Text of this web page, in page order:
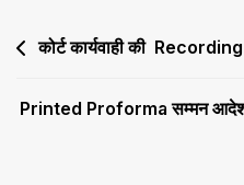
Post
कोर्ट कार्यवाही की
Printed Proforma सम्मन आदेश